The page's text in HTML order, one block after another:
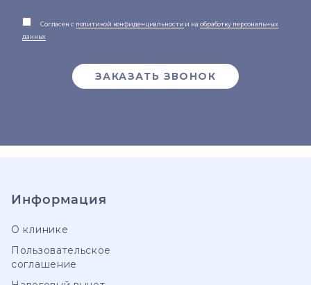
Согласен с политикой конфиденциальности и на обработку персональных
данных
ЗАКАЗАТЬ ЗВОНОК
Информация
О клинике
Пользовательское
соглашение